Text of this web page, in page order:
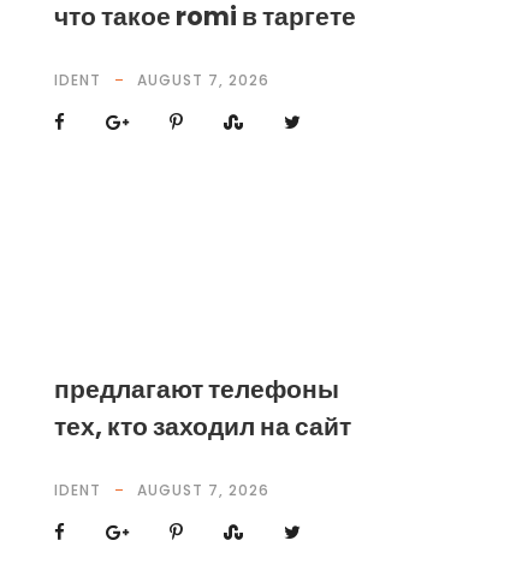
что такое romi в таргете
IDENT AUGUST 7, 2026
предлагают телефоны
тех, кто заходил на сайт
IDENT AUGUST 7, 2026